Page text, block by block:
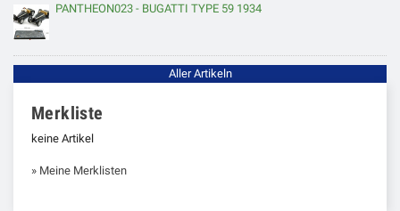
PANTHEON023 - BUGATTI TYPE 59 1934
Aller Artikeln
Merkliste
keine Artikel
» Meine Merklisten